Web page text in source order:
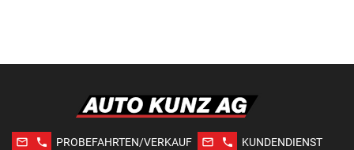
mail_outline phone PROBEFAHRTEN/VERKAUF mail_outline phone
KUNDENDIENST